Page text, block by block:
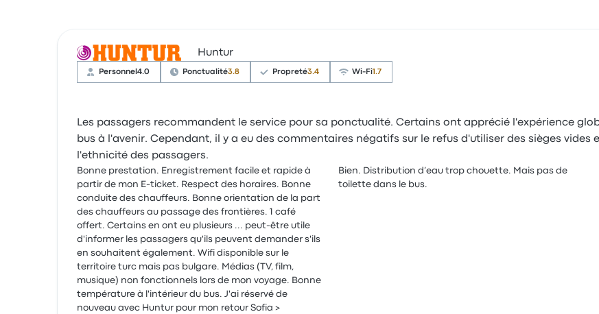
Huntur
Personnel 4.0 Ponctualité3.8 Propreté3.4 Wi-Fi1.7
Les passagers recommandent le service pour sa ponctualité. Certains ont apprécié l'expérience
bus à l'avenir. Cependant, il y a eu des commentaires négatifs sur le refus d'utiliser des sièges
l'ethnicité des passagers.
Bonne prestation. Enregistrement facile et rapide à
partir de mon E-ticket. Respect des horaires. Bonne
conduite des chauffeurs. Bonne orientation de la part
des chauffeurs au passage des frontières. 1 café
offert. Certains en ont eu plusieurs ... peut-être utile
d'informer les passagers qu'ils peuvent demander s'ils
en souhaitent également. Wifi disponible sur le
territoire turc mais pas bulgare. Médias (TV, film,
musique) non fonctionnels lors de mon voyage. Bonne
température à l'intérieur du bus. J'ai réservé de
nouveau avec Huntur pour mon retour Sofia >
Bien. Distribution d’eau trop chouette. Mais pas de
toilette dans le bus.